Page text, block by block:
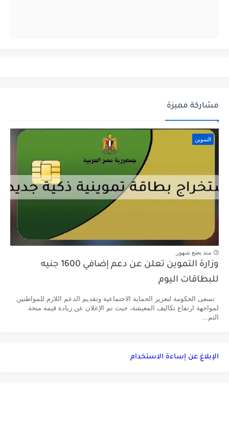
مشاركة مميزة
التموين
منذ بضع شهور
وزارة التموين تعلن عن دعم إضافي 1600 جنيه
للبطاقات اليوم
تسعى الحكومة لتعزيز الحماية الاجتماعية وتقديم الدعم اللازم للمواطنين
لمواجهة ارتفاع تكاليف المعيشة، حيث تم الإعلان عن زيادة قيمة منحة
التم...
الإبلاغ عن إساءة الاستخدام